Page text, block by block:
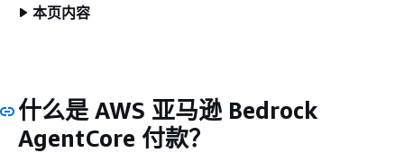
本页内容
什么是 AWS 亚马逊 Bedrock
AgentCore 付款？